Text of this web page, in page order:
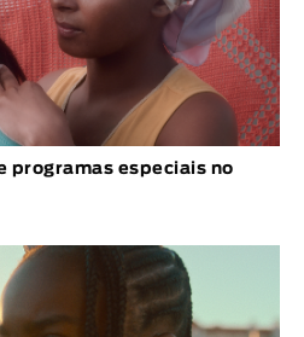
programas especiais no